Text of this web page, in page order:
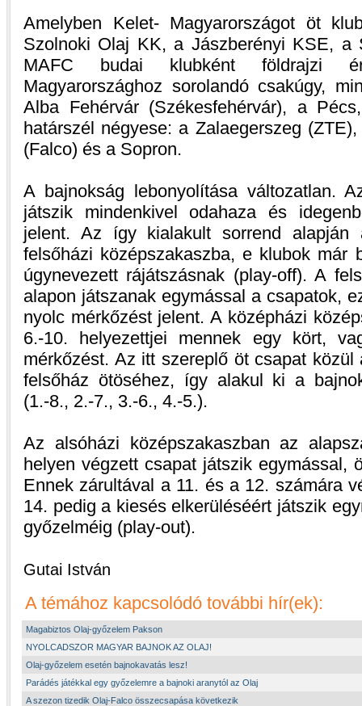
Amelyben Kelet- Magyarországot öt
Szolnoki Olaj KK, a Jászberényi KSE, a
MAFC budai klubként földrajzi
Magyarországhoz sorolandó csakúgy,
Alba Fehérvár (Székesfehérvár), a
határszél négyese: a Zalaegerszeg
(Falco) és a Sopron.
A bajnokság lebonyolítása változatlan.
játszik mindenkivel odahaza és
jelent. Az így kialakult sorrend
felsőházi középszakaszba, e klubok már
úgynevezett rájátszásnak (play-off). A
alapon játszanak egymással a csapatok,
nyolc mérkőzést jelent. A középházi
6.-10. helyezettjei mennek egy kört,
mérkőzést. Az itt szereplő öt csapat
felsőház ötöséhez, így alakul ki a
(1.-8., 2.-7., 3.-6., 4.-5.).
Az alsóházi középszakaszban az
helyen végzett csapat játszik egymással,
Ennek zárultával a 11. és a 12. számára
14. pedig a kiesés elkerüléséért játszik
győzelméig (play-out).
Gutai István
A témához kapcsolódó további hír(ek):
Magabiztos Olaj-győzelem Pakson
NYOLCADSZOR MAGYAR BAJNOK AZ OLAJ!
Olaj-győzelem esetén bajnokavatás lesz!
Parádés játékkal egy győzelemre a bajnoki aranytól az Olaj
A szezon tizedik Olaj-Falco összecsapása következik